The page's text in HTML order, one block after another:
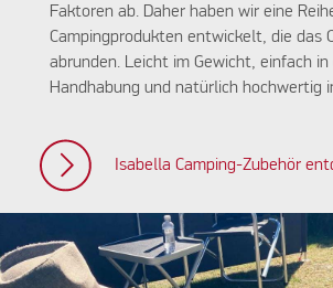
Faktoren ab. Daher haben wir eine
Campingprodukten entwickelt, die das
abrunden. Leicht im Gewicht, einfach in
Handhabung und natürlich hochwertig
Isabella Camping-Zubehör